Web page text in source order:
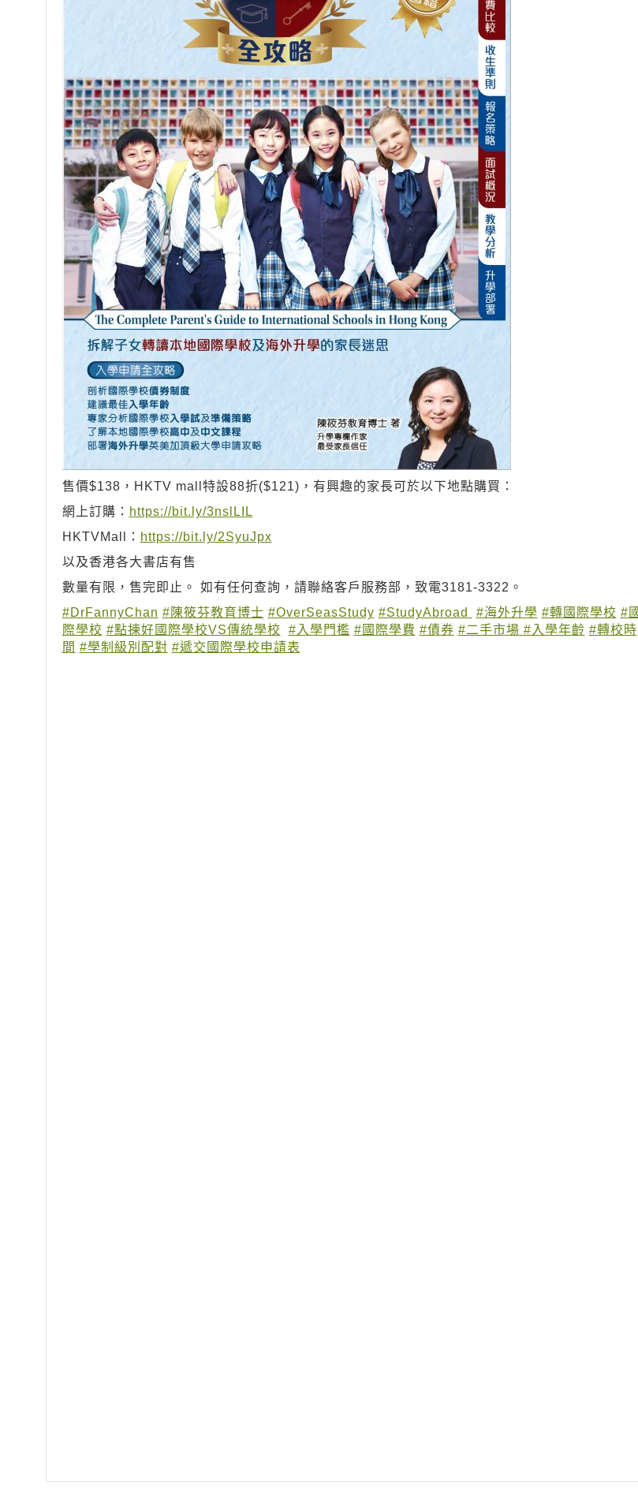
售價$138，HKTV mall特設88折($121)，有興趣的家長可於以下地點購買：
網上訂購： https://bit.ly/3nslLIL
HKTVMall： https://bit.ly/2SyuJpx
以及香港各大書店有售
數量有限，售完即止。 如有任何查詢，請聯絡客戶服務部，致電3181-3322。
#DrFannyChan #陳筱芬教育博士 #OverSeasStudy #StudyAbroad #海外升學 #轉國際學校 #國
際學校 #點揀好國際學校VS傳統學校 #入學門檻 #國際學費 #債券 #二手市場 #入學年齡 #轉校時
間 #學制級別配對 #遞交國際學校申請表